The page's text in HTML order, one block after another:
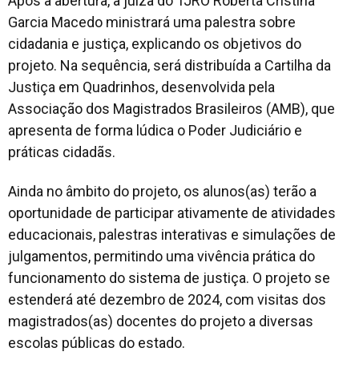
Garcia Macedo ministrará uma palestra sobre
cidadania e justiça, explicando os objetivos do
projeto. Na sequência, será distribuída a Cartilha da
Justiça em Quadrinhos, desenvolvida pela
Associação dos Magistrados Brasileiros (AMB), que
apresenta de forma lúdica o Poder Judiciário e
práticas cidadãs.
Ainda no âmbito do projeto, os alunos(as) terão a
oportunidade de participar ativamente de atividades
educacionais, palestras interativas e simulações de
julgamentos, permitindo uma vivência prática do
funcionamento do sistema de justiça. O projeto se
estenderá até dezembro de 2024, com visitas dos
magistrados(as) docentes do projeto a diversas
escolas públicas do estado.